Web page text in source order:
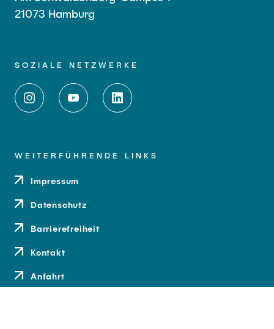
21073 Hamburg
SOZIALE NETZWERKE
WEITERFÜHRENDE LINKS
Impressum
Datenschutz
Barrierefreiheit
Kontakt
Anfahrt